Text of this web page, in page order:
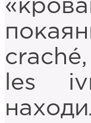
les